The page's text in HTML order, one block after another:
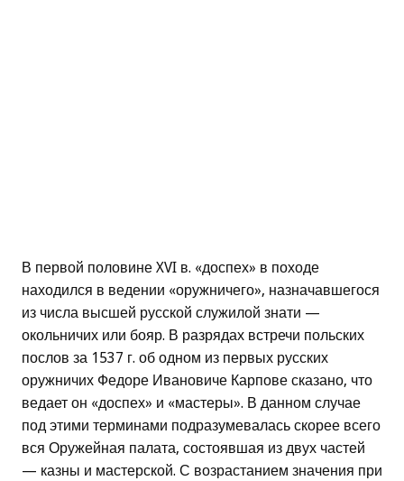
В первой половине XVI в. «доспех» в походе
находился в ведении «оружничего», назначавшегося
из числа высшей русской служилой знати —
окольничих или бояр. В разрядах встречи польских
послов за 1537 г. об одном из первых русских
оружничих Федоре Ивановиче Карпове сказано, что
ведает он «доспех» и «мастеры». В данном случае
под этими терминами подразумевалась скорее всего
вся Оружейная палата, состоявшая из двух частей
— казны и мастерской. С возрастанием значения при